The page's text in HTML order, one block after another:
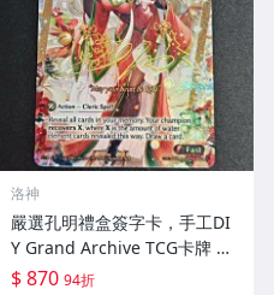
洛神
嚴選孔明禮盒簽字卡，手工DI
Y Grand Archive TCG卡牌 廚
房遊戲收藏 ashes Grand Arc
$ 870 94折